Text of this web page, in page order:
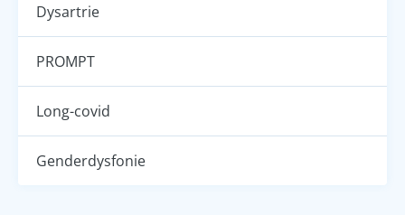
Dysartrie
PROMPT
Long-covid
Genderdysfonie